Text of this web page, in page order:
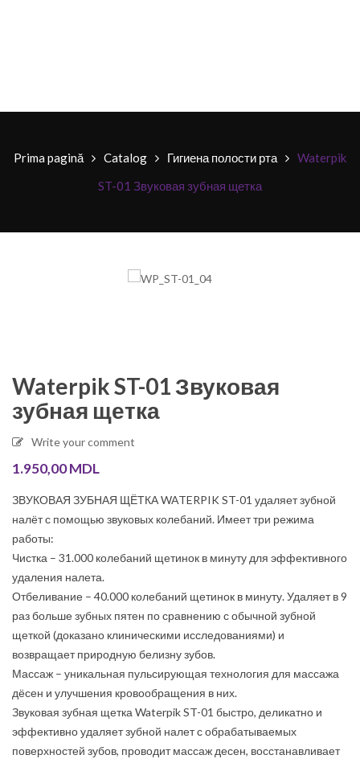
Prima pagină Catalog Гигиена полости рта
Waterpik
ST-01 Звуковая зубная щетка
Waterpik ST-01 Звуковая
зубная щетка
Write your comment
1.950,00MDL
ЗВУКОВАЯ ЗУБНАЯ ЩЁТКА WATERPIK ST-01 удаляет зубной
налёт с помощью звуковых колебаний. Имеет три режима
работы:
Чистка – 31.000 колебаний щетинок в минуту для эффективного
удаления налета.
Отбеливание – 40.000 колебаний щетинок в минуту. Удаляет в 9
раз больше зубных пятен по сравнению с обычной зубной
щеткой (доказано клиническими исследованиями) и
возвращает природную белизну зубов.
Массаж – уникальная пульсирующая технология для массажа
дёсен и улучшения кровообращения в них.
Звуковая зубная щетка Waterpik ST-01 быстро, деликатно и
эффективно удаляет зубной налет с обрабатываемых
поверхностей зубов, проводит массаж десен, восстанавливает